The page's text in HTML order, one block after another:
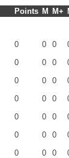
Points M M+
0 0 0
0 0 0
0 0 0
0 0 0
0 0 0
0 0 0
0 0 0